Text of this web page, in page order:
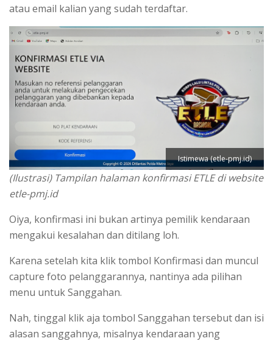
atau email kalian yang sudah terdaftar.
Istimewa (etle-pmj.id)
(Ilustrasi) Tampilan halaman konfirmasi ETLE di website
etle-pmj.id
Oiya, konfirmasi ini bukan artinya pemilik kendaraan
mengakui kesalahan dan ditilang loh.
Karena setelah kita klik tombol Konfirmasi dan muncul
capture foto pelanggarannya, nantinya ada pilihan
menu untuk Sanggahan.
Nah, tinggal klik aja tombol Sanggahan tersebut dan isi
alasan sanggahnya, misalnya kendaraan yang